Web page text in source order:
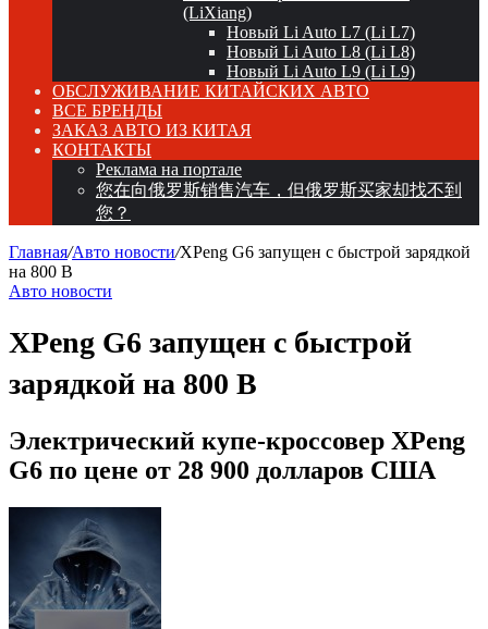
(LiXiang)
Новый Li Auto L7 (Li L7)
Новый Li Auto L8 (Li L8)
Новый Li Auto L9 (Li L9)
ОБСЛУЖИВАНИЕ КИТАЙСКИХ АВТО
ВСЕ БРЕНДЫ
ЗАКАЗ АВТО ИЗ КИТАЯ
КОНТАКТЫ
Реклама на портале
您在向俄罗斯销售汽车，但俄罗斯买家却找不到
您？
Главная/Авто новости/XPeng G6 запущен с быстрой зарядкой
на 800 В
Авто новости
XPeng G6 запущен с быстрой
зарядкой на 800 В
Электрический купе-кроссовер XPeng
G6 по цене от 28 900 долларов США